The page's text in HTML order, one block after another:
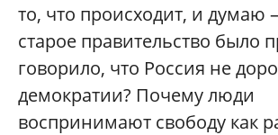
то, что происходит, и думаю
старое правительство было
говорило, что Россия не
демократии? Почему люди
воспринимают свободу как